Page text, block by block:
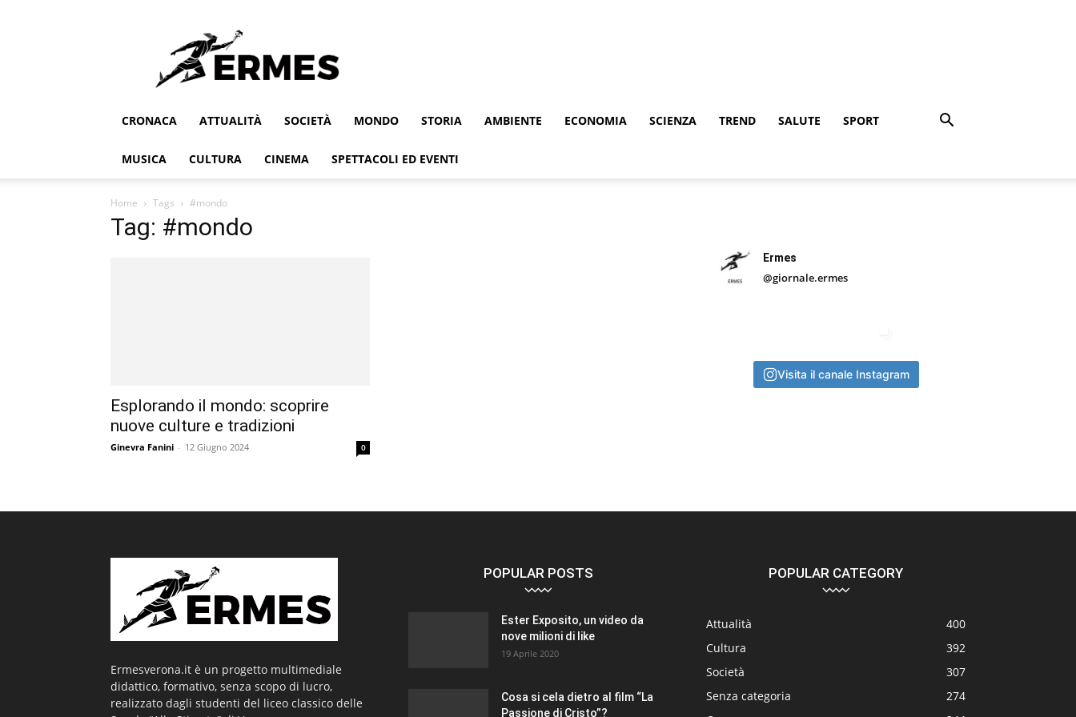
CRONACA ATTUALITÀ SOCIETÀ MONDO STORIA AMBIENTE ECONOMIA SCIENZA TREND SALUTE SPORT
MUSICA CULTURA CINEMA SPETTACOLI ED EVENTI
Home Tags #mondo
Tag: #mondo
Esplorando il mondo: scoprire
nuove culture e tradizioni
Ginevra Fanini - 12 Giugno 2024 0
Ermes
@giornale.ermes
Visita il canale Instagram
Ermesverona.it è un progetto multimediale
didattico, formativo, senza scopo di lucro,
realizzato dagli studenti del liceo classico delle
POPULAR POSTS
Ester Exposito, un video da
nove milioni di like
19 Aprile 2020
Cosa si cela dietro al film “La
Passione di Cristo”?
POPULAR CATEGORY
Attualità
400
Cultura
392
Società
307
Senza categoria
274